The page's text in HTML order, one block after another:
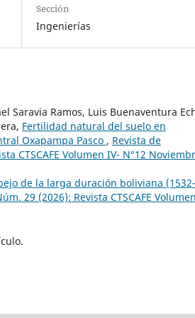
Sección
Ingenierías
Saravia Ramos, Luis Buenaventura
Fertilidad natural del suelo en
Oxapampa Pasco , Revista de
CTSCAFE Volumen IV- N°12
de la larga duración boliviana
29 (2026): Revista CTSCAFE